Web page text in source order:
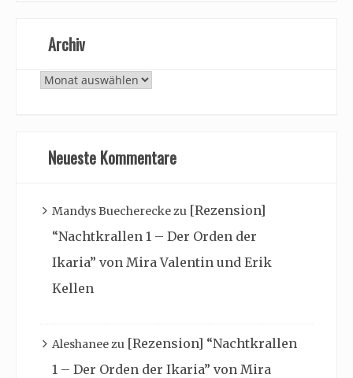
Archiv
Archiv
Neueste Kommentare
Mandys Buechereckezu [Rezension]
“Nachtkrallen 1 – Der Orden der
Ikaria” von Mira Valentin und Erik
Kellen
Aleshaneezu [Rezension] “Nachtkrallen
1 – Der Orden der Ikaria” von Mira